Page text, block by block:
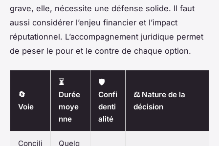
grave, elle, nécessite une défense solide. Il faut
aussi considérer l’enjeu financier et l’impact
réputationnel. L’accompagnement juridique permet
de peser le pour et le contre de chaque option.
🔄
Voie
⏳
Durée
moye
nne
🛡️
Confi
denti
alité
⚖️ Nature de la
décision
Concili
Quelq